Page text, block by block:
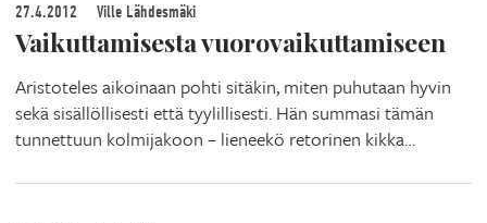
27.4.2012 Ville Lähdesmäki
Vaikuttamisesta vuorovaikuttamiseen
Aristoteles aikoinaan pohti sitäkin, miten puhutaan hyvin
sekä sisällöllisesti että tyylillisesti. Hän summasi tämän
tunnettuun kolmijakoon – lieneekö retorinen kikka…